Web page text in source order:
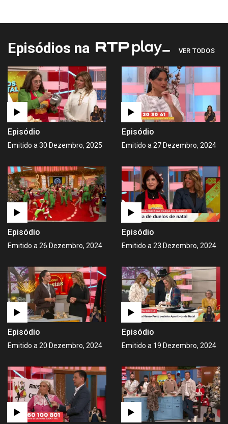
Episódios na VER TODOS
Episódio
Emitido a 30 Dezembro, 2025
Episódio
Emitido a 27 Dezembro, 2024
Episódio
Emitido a 26 Dezembro, 2024
Episódio
Emitido a 23 Dezembro, 2024
Episódio
Emitido a 20 Dezembro, 2024
Episódio
Emitido a 19 Dezembro, 2024